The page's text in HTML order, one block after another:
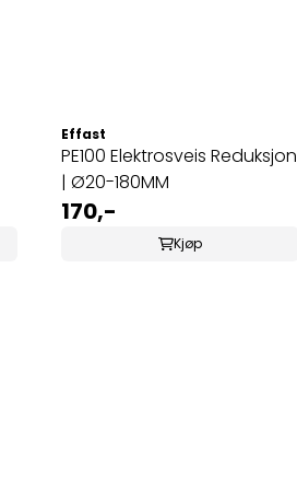
Effast
PE100 Elektrosveis Reduksjon
| Ø20-180MM
170,-
Kjøp